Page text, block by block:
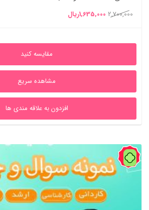
2,700,000 قیمت
2,700,000ریال
1,635,000ریال
1,635,000ریال
مقایسه کنید
مشاهده سریع
افزدون به علاقه مندی ها
43%